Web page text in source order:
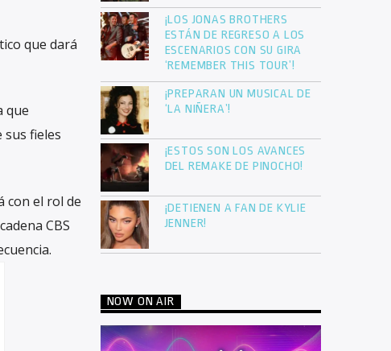
que dará
que
sus fieles
con el rol de
CBS
¡LOS JONAS BROTHERS
ESTÁN DE REGRESO A LOS
ESCENARIOS CON SU GIRA
‘REMEMBER THIS TOUR’!
¡PREPARAN UN MUSICAL DE
‘LA NIÑERA’!
¡ESTOS SON LOS AVANCES
DEL REMAKE DE PINOCHO!
¡DETIENEN A FAN DE KYLIE
JENNER!
NOW ON AIR